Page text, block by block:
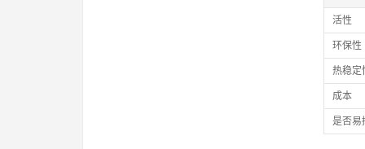
活性
环保性
热稳定
成本
是否易